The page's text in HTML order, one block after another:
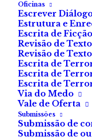
Oficinas
Escrever
Estrutura e
Escrita de
Revisão de
Revisão de
Escrita de
Escrita de
Escrita de
Via do Medo
Vale de Oferta
Submissões
Submissão de
Submissão de